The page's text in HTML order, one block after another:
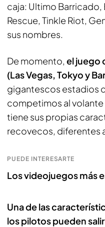
caja: Ultimo
Rescue, Tinkle Riot,
sus nombres.
De momento, el juego
(Las Vegas, Tokyo y
gigantescos estadios
competimos al
tiene sus propias
recovecos, diferentes
PUEDE INTERESARTE
Los videojuegos más
Una de las
los pilotos pueden